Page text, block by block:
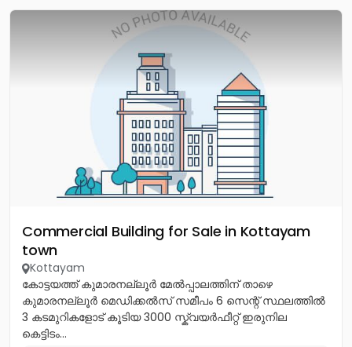
Commercial Building for Sale in Kottayam
town
Kottayam
കോട്ടയത്ത് കുമാരനല്ലൂർ മേൽപ്പാലത്തിന് താഴെ
കുമാരനല്ലൂർ മെഡിക്കൽസ് സമീപം 6 സെന്റ് സ്ഥലത്തിൽ
3 കടമുറികളോട് കൂടിയ 3000 സ്ക്വയർഫീറ്റ് ഇരുനില
കെട്ടിടം...